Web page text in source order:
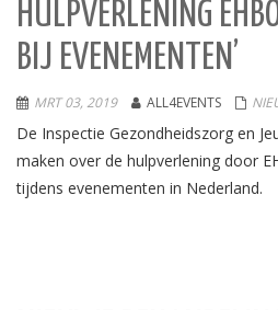
HULPVERLENING
BIJ EVENEMENTEN’
MRT 03, 2019 ALL4EVENTS
De Inspectie Gezondheidszorg en
maken over de hulpverlening door
tijdens evenementen in Nederland.